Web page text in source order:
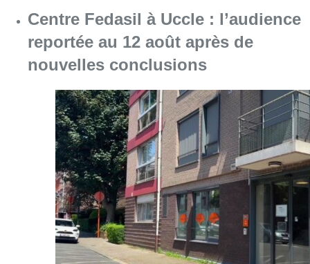
06 août 2026Consulter l'article "Centre Fedasil à Uccle :
Le siège bruxellois d’AXA fermé
plusieurs jours après une
contamination de l’eau au
propylène glycol